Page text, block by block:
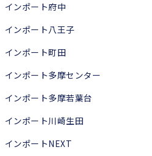
インポート府中
インポート八王子
インポート町田
インポート多摩センター
インポート多摩若葉台
インポート川崎生田
インポートNEXT